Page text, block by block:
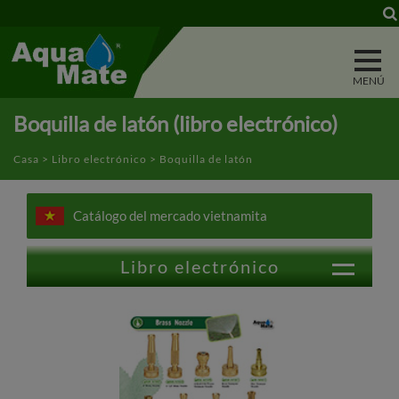
Boquilla de latón (libro electrónico)
Casa > Libro electrónico > Boquilla de latón
Catálogo del mercado vietnamita
Libro electrónico
Lavadora a presión